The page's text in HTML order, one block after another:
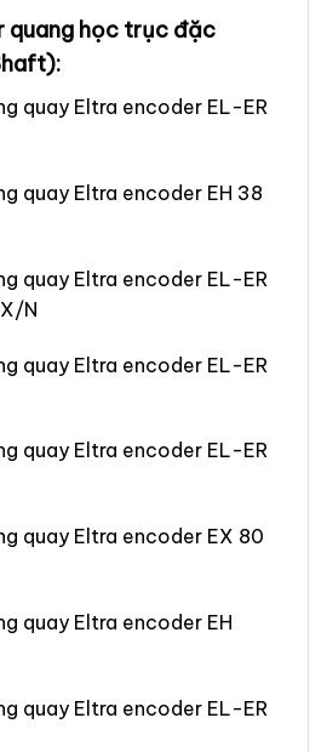
quang học trục đặc
quay Eltra encoder EL-ER
quay Eltra encoder EH 38
quay Eltra encoder EL-ER
N
quay Eltra encoder EL-ER
quay Eltra encoder EL-ER
quay Eltra encoder EX 80
quay Eltra encoder EH
quay Eltra encoder EL-ER